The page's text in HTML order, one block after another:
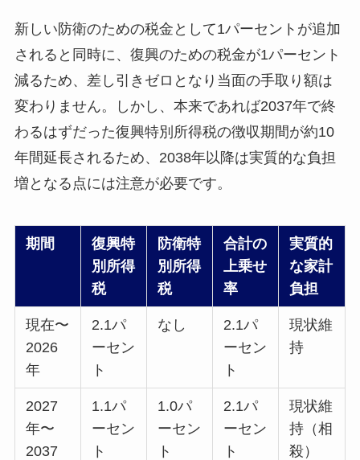
新しい防衛のための税金として1パーセントが追加
されると同時に、復興のための税金が1パーセント
減るため、差し引きゼロとなり当面の手取り額は
変わりません。しかし、本来であれば2037年で終
わるはずだった復興特別所得税の徴収期間が約10
年間延長されるため、2038年以降は実質的な負担
増となる点には注意が必要です。
期間
復興特
別所得
税
防衛特
別所得
税
合計の
上乗せ
率
実質的
な家計
負担
現在〜
2026
年
2.1パ
ーセン
ト
なし
2.1パ
ーセン
ト
現状維
持
2027
年〜
2037
1.1パ
ーセン
ト
1.0パ
ーセン
ト
2.1パ
ーセン
ト
現状維
持（相
殺）